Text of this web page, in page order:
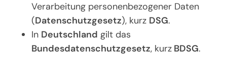
Verarbeitung personenbezogener Daten
(Datenschutzgesetz), kurz DSG.
In Deutschland gilt das
Bundesdatenschutzgesetz, kurz BDSG.